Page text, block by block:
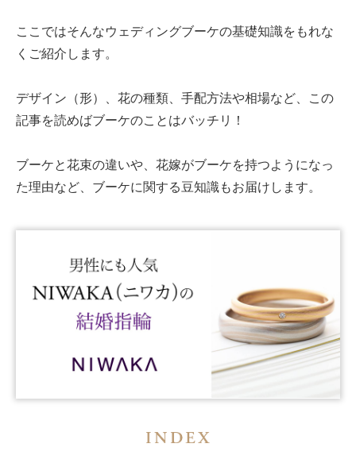
ここではそんなウェディングブーケの基礎知識をもれな
くご紹介します。
デザイン（形）、花の種類、手配方法や相場など 、この
記事を読めばブーケのことはバッチリ！
ブーケと花束の違いや、花嫁がブーケを持つようになっ
た理由など、ブーケに関する豆知識もお届けします。